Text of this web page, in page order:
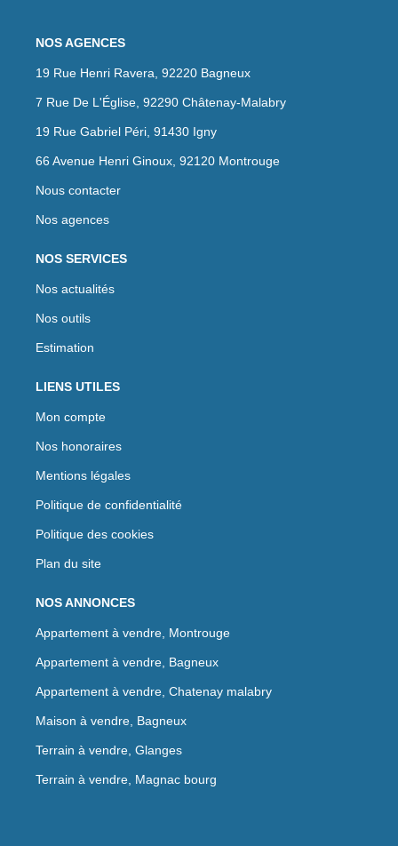
NOS AGENCES
19 Rue Henri Ravera, 92220 Bagneux
7 Rue De L'Église, 92290 Châtenay-Malabry
19 Rue Gabriel Péri, 91430 Igny
66 Avenue Henri Ginoux, 92120 Montrouge
Nous contacter
Nos agences
NOS SERVICES
Nos actualités
Nos outils
Estimation
LIENS UTILES
Mon compte
Nos honoraires
Mentions légales
Politique de confidentialité
Politique des cookies
Plan du site
NOS ANNONCES
Appartement à vendre, Montrouge
Appartement à vendre, Bagneux
Appartement à vendre, Chatenay malabry
Maison à vendre, Bagneux
Terrain à vendre, Glanges
Terrain à vendre, Magnac bourg